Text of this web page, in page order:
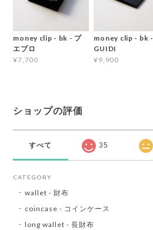
money clip - bk - プ
エブロ
¥7,700
money clip - bk -
GUIDI
¥9,900
ショップの評価
すべて 35
CATEGORY
wallet - 財布
coincase - コインケース
long wallet - 長財布